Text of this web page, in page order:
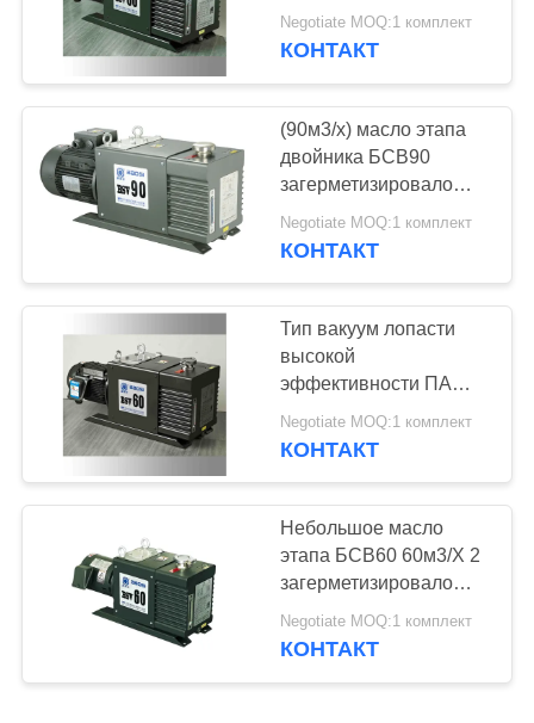
роторные насосы
лопасти, вакуумный
Negotiate MOQ:1 комплект
КОНТАКТ
(90м3/х) масло этапа
двойника БСВ90
загерметизировало
роторный вакуумный
насос лопасти для
Negotiate MOQ:1 комплект
КОНТАКТ
Тип вакуум лопасти
высокой
эффективности ПА
поверхности 0,5
картины вакуумного
Negotiate MOQ:1 комплект
КОНТАКТ
Небольшое масло
этапа БСВ60 60м3/Х 2
загерметизировало
роторную систему
масла вакуумного
Negotiate MOQ:1 комплект
КОНТАКТ